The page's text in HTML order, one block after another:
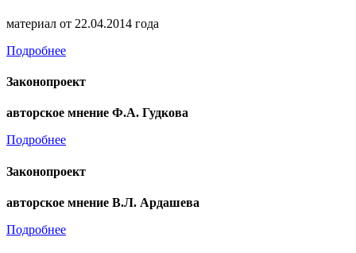
материал от 22.04.2014 года
Подробнее
Законопроект
авторское мнение Ф.А. Гудкова
Подробнее
Законопроект
авторское мнение В.Л. Ардашева
Подробнее